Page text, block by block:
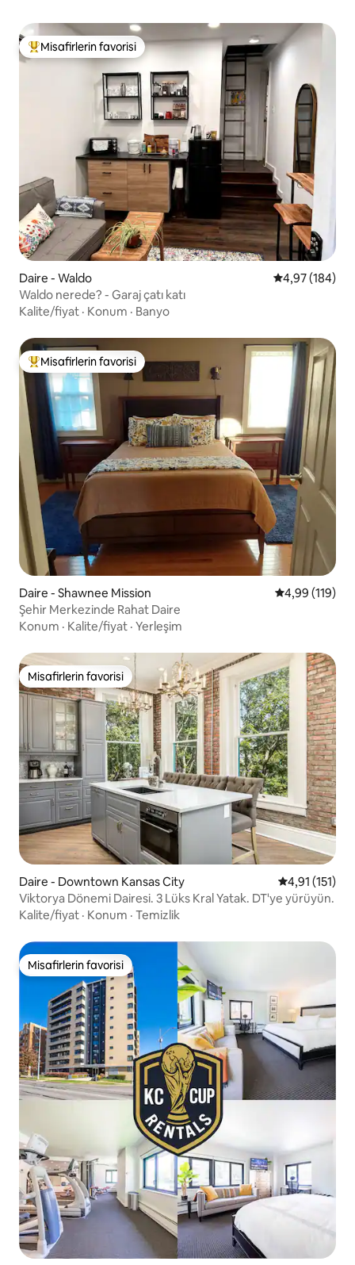
Misafirlerin favorilerinden en beğenilenler arasında
Misafirlerin favorisi
Daire - Waldo 5 üzerinden
4,97 (184)
Waldo nerede? - Garaj çatı katı
Kalite/fiyat · Konum · Banyo
Misafirlerin favorilerinden en beğenilenler arasında
Misafirlerin favorisi
Daire - Shawnee Mission 5 üzerinden
4,99 (119)
Şehir Merkezinde Rahat Daire
Konum · Kalite/fiyat · Yerleşim
Misafirlerin favorisi
Misafirlerin favorisi
Daire - Downtown Kansas City 5 üzerinden
4,91 (151)
Viktorya Dönemi Dairesi. 3 Lüks Kral Yatak. DT'ye yürüyün.
Kalite/fiyat · Konum · Temizlik
Misafirlerin favorisi
Misafirlerin favorisi